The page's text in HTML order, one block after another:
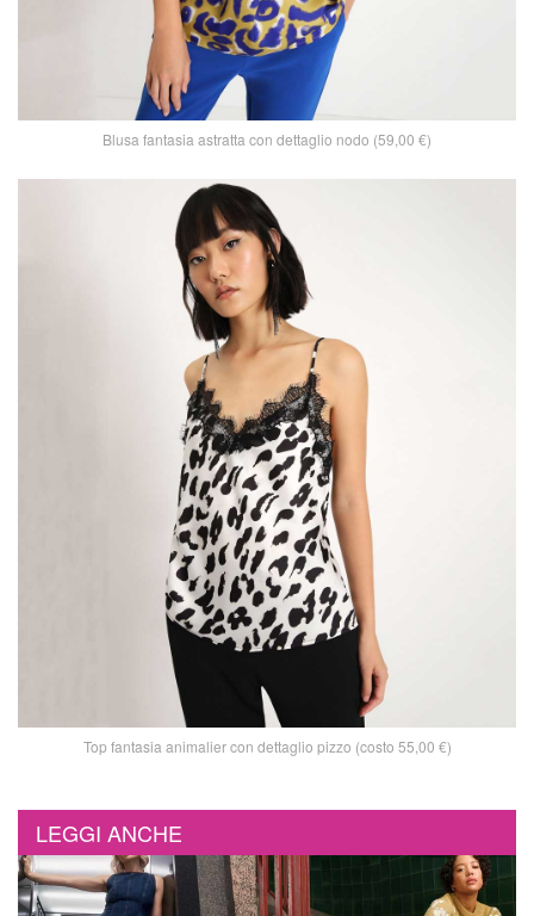
Blusa fantasia astratta con dettaglio nodo (59,00 €)
Top fantasia animalier con dettaglio pizzo (costo 55,00 €)
LEGGI ANCHE